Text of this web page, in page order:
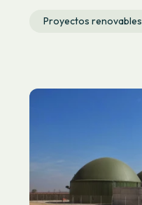
Proyectos renovables